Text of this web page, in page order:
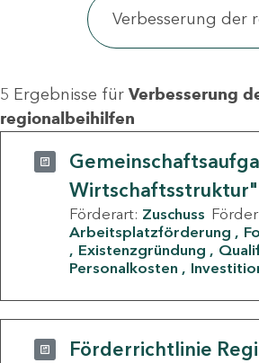
5 Ergebnisse für Verbesserung
regionalbeihilfen
Wirtschaftsstruktur"
Förderart: Zuschuss
Arbeitsplatzförderung
Existenzgründung
Personalkosten
Förderrichtlinie